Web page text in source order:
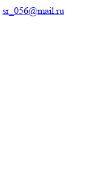
sr_056@mail.ru